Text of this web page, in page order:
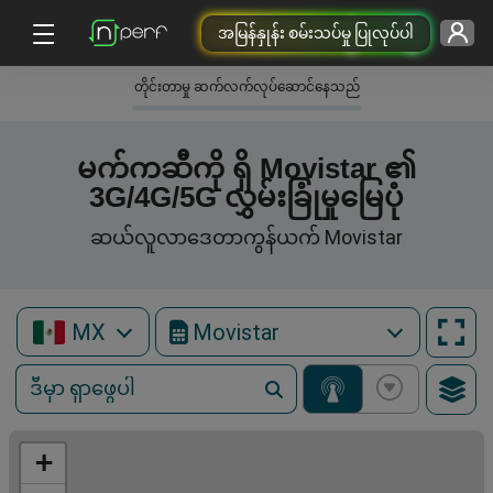
အမြန်နှုန်း စမ်းသပ်မှု ပြုလုပ်ပါ
တိုင်းတာမှု ဆက်လက်လုပ်ဆောင်နေသည်
မက်ကဆီကို ရှိ Movistar ၏
3G/4G/5G လွှမ်းခြုံမှုမြေပုံ
ဆယ်လူလာဒေတာကွန်ယက် Movistar
MX Movistar
+